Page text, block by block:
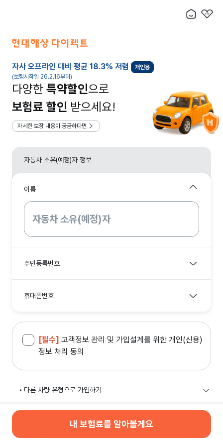
자사 오프라인 대비 평균 18.3% 저렴
개인용
(보험시작일 26.2.16부터)
다양한 특약할인으로
보험료 할인 받으세요!
자세한 보장 내용이 궁금하다면
자동차 소유(예정)자 정보
이름
주민등록번호
휴대폰번호
[필수] 고객정보 관리 및 가입설계를 위한 개인(신용)
정보 처리 동의
다른 차량 유형으로 가입하기
내 차 보험료 할인 받는 방법은?
해당 특약 가입 시
내 보험료를 알아볼게요